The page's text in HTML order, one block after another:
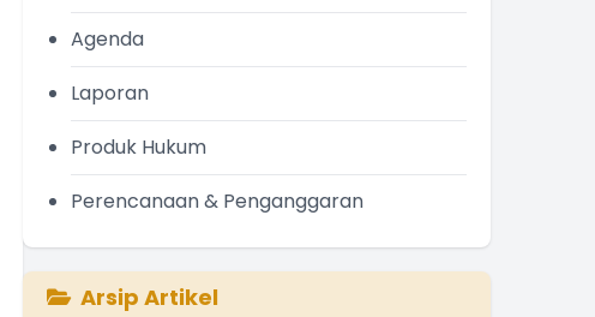
Agenda
Laporan
Produk Hukum
Perencanaan & Penganggaran
Arsip Artikel